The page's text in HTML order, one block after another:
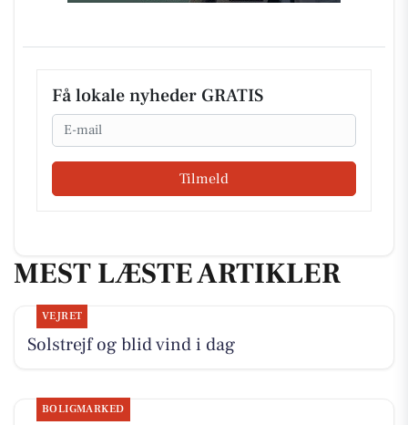
Få lokale nyheder GRATIS
Email
Tilmeld
MEST LÆSTE ARTIKLER
VEJRET
Solstrejf og blid vind i dag
BOLIGMARKED